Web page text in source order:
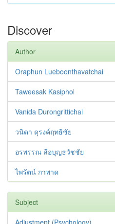
Discover
Author
Oraphun Lueboonthavatchai
Taweesak Kasiphol
Vanida Durongrittichai
วนิดา ดุรงค์ฤทธิชัย
อรพรรณ ลือบุญธวัชชัย
ไพรัตน์ กาพาด
Subject
Adjustment ‪(Psychology)